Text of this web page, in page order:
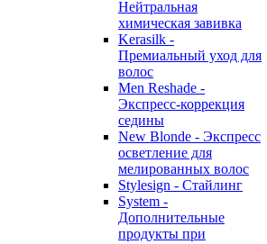
Нейтральная
химическая завивка
Kerasilk -
Премиальный уход для
волос
Men Reshade -
Экспресс-коррекция
седины
New Blonde - Экспресс
осветление для
мелированных волос
Stylesign - Стайлинг
System -
Дополнительные
продукты при